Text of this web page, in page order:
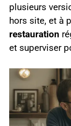
plusieurs
hors site, et à
restauration
et superviser